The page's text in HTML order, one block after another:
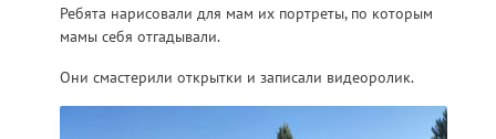
Ребята нарисовали для мам их портреты, по которым
мамы себя отгадывали.
Они смастерили открытки и записали видеоролик.